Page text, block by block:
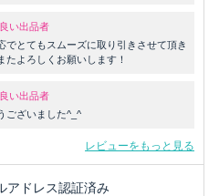
い出品者
でとてもスムーズに取り引きさせて頂き
たよろしくお願いします！
い出品者
ございました^_^
レビューをもっと見る
アドレス認証済み